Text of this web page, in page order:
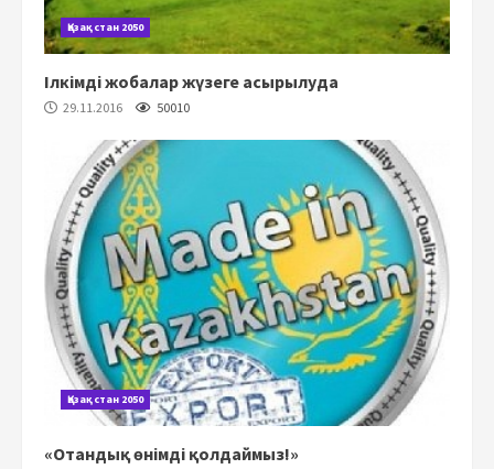
Қазақстан 2050
Ілкімді жобалар жүзеге асырылуда
29.11.2016 50010
Қазақстан 2050
«Отандық өнімді қолдаймыз!»